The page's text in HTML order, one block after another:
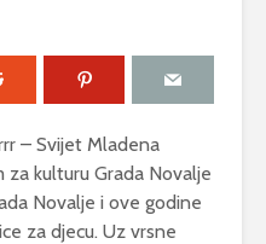
– Svijet Mladena
za kulturu Grada Novalje
Novalje i ove godine
za djecu. Uz vrsne
Izložba
Ćutin